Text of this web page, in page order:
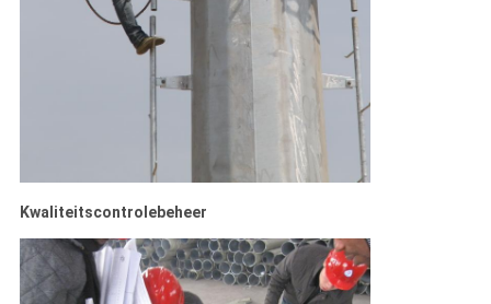
Kwaliteitscontrolebeheer